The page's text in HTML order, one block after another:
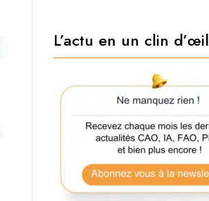
L’actu en un clin d’œil